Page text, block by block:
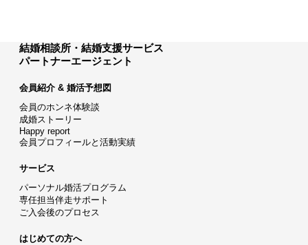
結婚相談所・結婚支援サービス
パートナーエージェント
会員紹介 & 婚活予想図
会員のホンネ体験談
成婚ストーリー
Happy report
会員プロフィールと活動実績
サービス
パーソナル婚活プログラム
専任担当伴走サポート
ご入会後のプロセス
はじめての方へ